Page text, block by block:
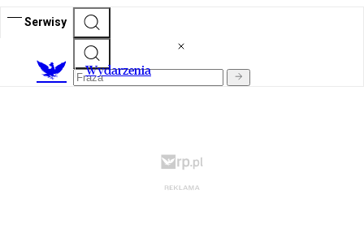
Serwisy
Wydarzenia